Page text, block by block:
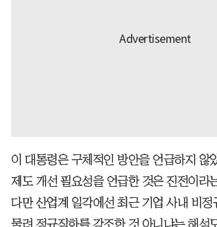
이 대통령은 구체적인 방안을 언급하지 않
제도 개선 필요성을 언급한 것은 진전이라
다만 산업계 일각에선 최근 기업 사내 비정
물려 정규직화를 강조한 것 아니냐는 해석